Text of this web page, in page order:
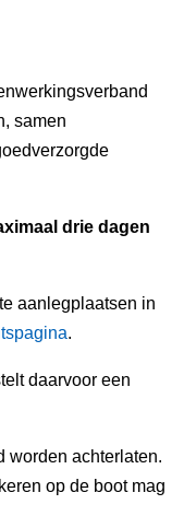
samen
drie dagen
aanlegplaatsen in
.
daarvoor een
worden achterlaten.
op de boot mag